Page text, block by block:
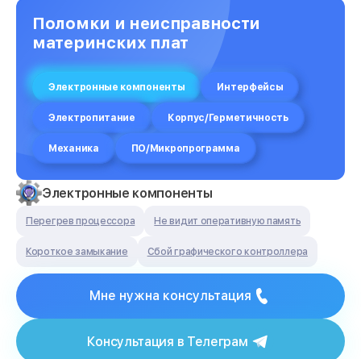
Поломки и неисправности
материнских плат
Электронные компоненты Интерфейсы
Электропитание Корпус/Герметичность
Механика ПО/Микропрограмма
Электронные компоненты
Перегрев процессора Не видит оперативную память
Короткое замыкание Сбой графического контроллера
Мне нужна консультация
Консультация в Телеграм